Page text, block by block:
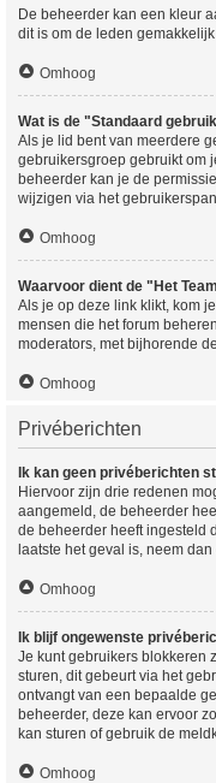
De beheerder kan een kleur
dit is om de leden
Omhoog
Wat is de "Standaard
Als je lid bent van meerdere
gebruikersgroep gebruikt om
beheerder kan je de
wijzigen via het
Omhoog
Waarvoor dient de "Het
Als je op deze link klikt, kom
mensen die het forum
moderators, met bijhorende
Omhoog
Privéberichten
Ik kan geen privéberichten
Hiervoor zijn drie redenen
aangemeld, de beheerder
de beheerder heeft ingesteld
laatste het geval is, neem
Omhoog
Ik blijf ongewenste
Je kunt gebruikers blokkeren
sturen, dit gebeurt via het
ontvangt van een bepaalde
beheerder, deze kan ervoor
kan sturen of gebruik de
Omhoog